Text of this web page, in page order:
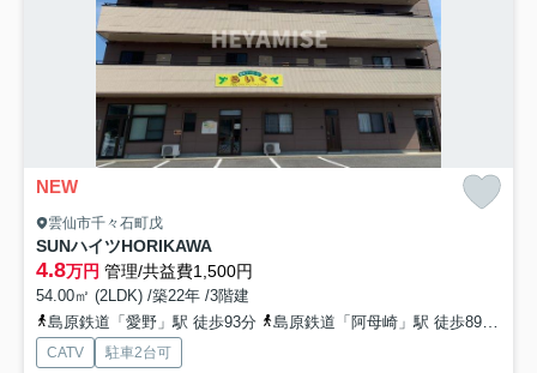
NEW
雲仙市千々石町戊
SUNハイツHORIKAWA
4.8万円 管理/共益費1,500円
54.00㎡ (2LDK) /築22年 /3階建
島原鉄道「愛野」駅 徒歩93分
島原鉄道「阿母崎」駅 徒歩89分
CATV 駐車2台可